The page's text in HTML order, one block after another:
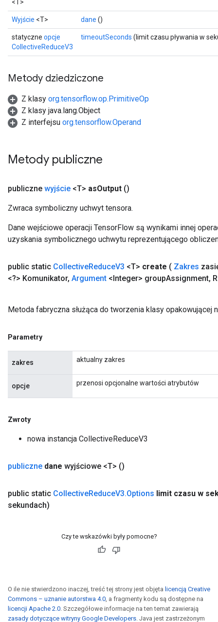
<T>
Wyjście <T> dane ()
statyczne opcje
CollectiveReduceV3
timeoutSeconds (limit czasu pływania w
Metody dziedziczone
Z klasy org.tensorflow.op.PrimitiveOp
Z klasy java.lang.Object
Z interfejsu org.tensorflow.Operand
Metody publiczne
publiczne wyjście <T> asOutput ()
Zwraca symboliczny uchwyt tensora.
Dane wejściowe operacji TensorFlow są wynikami innej
uzyskania symbolicznego uchwytu reprezentującego
public static CollectiveReduceV3 <T> create ( Zakres
<?> Komunikator, Argument <Integer> groupAssignment,
Metoda fabryczna służąca do tworzenia klasy opakowującej
Parametry
zakres aktualny zakres
opcje przenosi opcjonalne wartości atrybutów
Zwroty
nowa instancja CollectiveReduceV3
publiczne dane wyjściowe <T> ()
public static CollectiveReduceV3.Options limit czasu w
sekundach)
Czy te wskazówki były pomocne?
O ile nie stwierdzono inaczej, treść tej strony jest objęta licencją Creative
Commons – uznanie autorstwa 4.0, a fragmenty kodu są dostępne na
licencji Apache 2.0. Szczegółowe informacje na ten temat zawierają
zasady dotyczące witryny Google Developers. Java jest zastrzeżonym